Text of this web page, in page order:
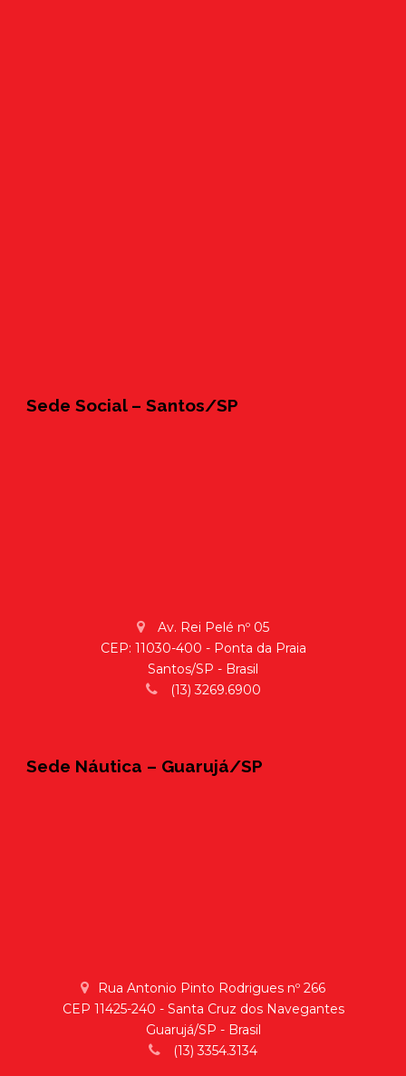
Sede Social – Santos/SP
Av. Rei Pelé nº 05
CEP: 11030-400 - Ponta da Praia
Santos/SP - Brasil
(13) 3269.6900
Sede Náutica – Guarujá/SP
Rua Antonio Pinto Rodrigues nº 266
CEP 11425-240 - Santa Cruz dos Navegantes
Guarujá/SP - Brasil
(13) 3354.3134